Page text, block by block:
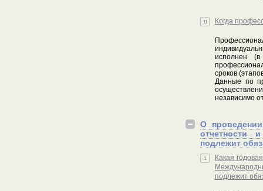
11 Когда
исполнен
сроков
Данные по
независимо
О
отчетности
подлежит
1
Какая
подлежит